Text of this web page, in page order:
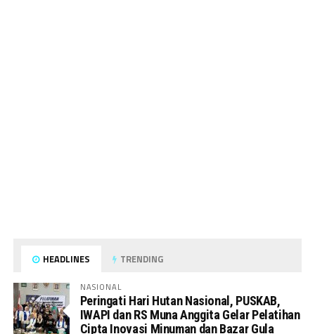
HEADLINES TRENDING
NASIONAL
Peringati Hari Hutan Nasional, PUSKAB,
IWAPI dan RS Muna Anggita Gelar Pelatihan
Cipta Inovasi Minuman dan Bazar Gula